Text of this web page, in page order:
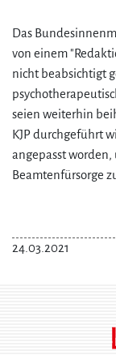
Das
von einem
nicht beabsichtigt
seien weiterhin
KJP durchgeführt
angepasst worden,
Beamtenfürsorge
24.03.2021